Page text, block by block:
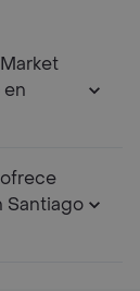
Santiago